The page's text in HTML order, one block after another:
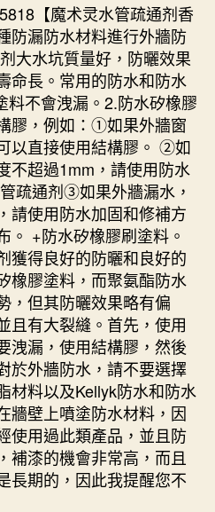
【魔术灵水管疏通剂香
防漏防水材料進行外牆防
大水坑質量好，防曬效果
命長。常用的防水和防水
料不會洩漏。2.防水矽橡膠
膠，例如：①如果外牆窗
以直接使用結構膠。 ②如
不超過1mm，請使用防水
疏通剂③如果外牆漏水，
請使用防水加固和修補方
。 +防水矽橡膠刷塗料。
獲得良好的防曬和良好的
橡膠塗料，而聚氨酯防水
，但其防曬效果略有偏
且有大裂縫。首先，使用
洩漏，使用結構膠，然後
於外牆防水，請不要選擇
材料以及Kellyk防水和防水
牆壁上噴塗防水材料，因
使用過此類產品，並且防
補漆的機會非常高，而且
長期的，因此我提醒您不